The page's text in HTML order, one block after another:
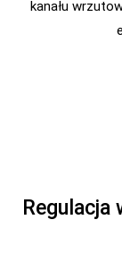
kanału
Regulacja